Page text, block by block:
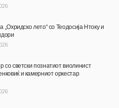
„Охридско лето“ со Теодосија Нтоку и
со светски познатиот виолинист
и камерниот оркестар